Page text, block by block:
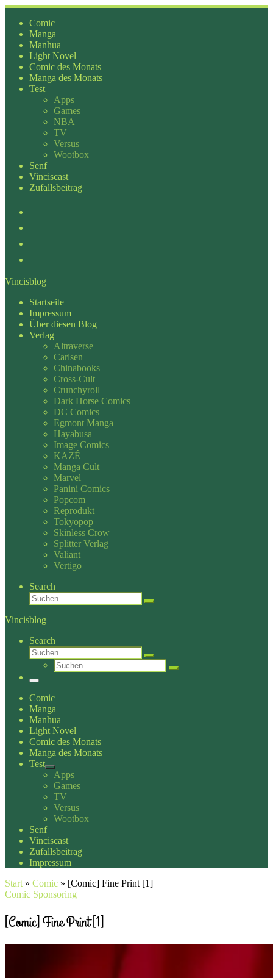
Zum
Inhalt
springen
Comic
Manga
Manhua
Light Novel
Comic des Monats
Manga des Monats
Test
Apps
Games
NBA
TV
Versus
Wootbox
Senf
Vinciscast
Zufallsbeitrag
Vincisblog
Startseite
Impressum
Über diesen Blog
Verlag
Altraverse
Carlsen
Chinabooks
Cross-Cult
Crunchyroll
Dark Horse Comics
DC Comics
Egmont Manga
Hayabusa
Image Comics
KAZÉ
Manga Cult
Marvel
Panini Comics
Popcom
Reprodukt
Tokyopop
Skinless Crow
Splitter Verlag
Valiant
Vertigo
Search
Suche
Suchen …
Vincisblog
Search
Suche
Suchen …
Suche
Suchen …
Menü
Comic
Manga
Manhua
Light Novel
Comic des Monats
Manga des Monats
Test
Apps
Games
TV
Versus
Wootbox
Senf
Vinciscast
Zufallsbeitrag
Impressum
Start » Comic » [Comic] Fine Print [1]
Comic Sponsoring
[Comic] Fine Print [1]